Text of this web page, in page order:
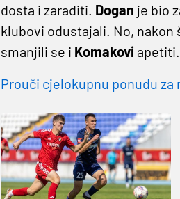
dosta i zaraditi. Dogan je bio
klubovi odustajali. No,
smanjili se i Komakovi
Prouči cjelokupnu ponudu za